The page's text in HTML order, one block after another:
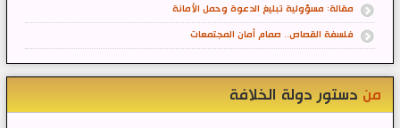
مقالة: مسؤولية تبليغ الدعوة وحمل الأمانة
فلسفة القصاص.. صمام أمان المجتمعات
من دستور دولة الخلافة